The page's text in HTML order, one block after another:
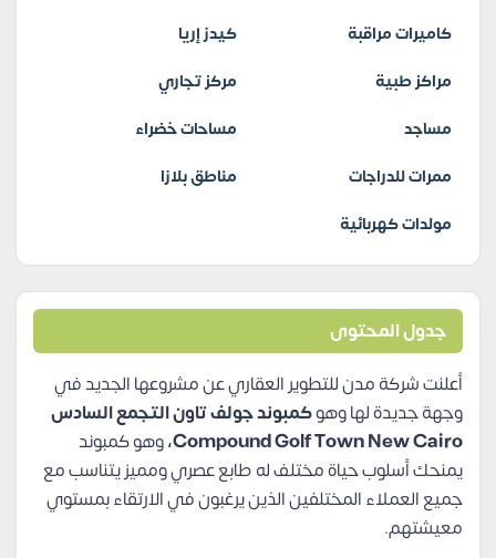
كاميرات مراقبة
كيدز إريا
مراكز طبية
مركز تجاري
مساجد
مساحات خضراء
ممرات للدراجات
مناطق بلازا
مولدات كهربائية
جدول المحتوى
أعلنت شركة مدن للتطوير العقاري عن مشروعها الجديد في
وجهة جديدة لها وهوكمبوند جولف تاون التجمع السادس
Compound Golf Town New Cairo، وهو كمبوند
يمنحك أسلوب حياة مختلف له طابع عصري ومميز يتناسب مع
جميع العملاء المختلفين الذين يرغبون في الارتقاء بمستوي
معيشتهم.